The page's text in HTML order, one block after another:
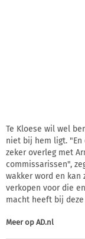
Te Kloese wil wel
niet bij hem ligt. "En
zeker overleg met
commissarissen",
wakker word en kan
verkopen voor die
macht heeft bij deze
Meer op AD.nl